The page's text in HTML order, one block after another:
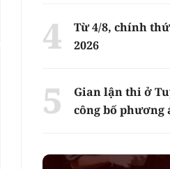
Từ 4/8, chính
2026
Gian lận thi ở
công bố phương